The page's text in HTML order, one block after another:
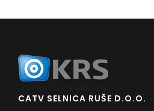
CATV SELNICA RUŠE D.O.O.